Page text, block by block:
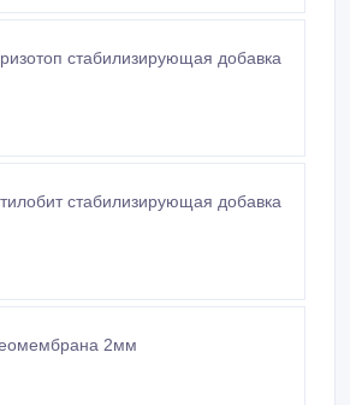
хризотоп стабилизирующая добавка
стилобит стабилизирующая добавка
геомембрана 2мм